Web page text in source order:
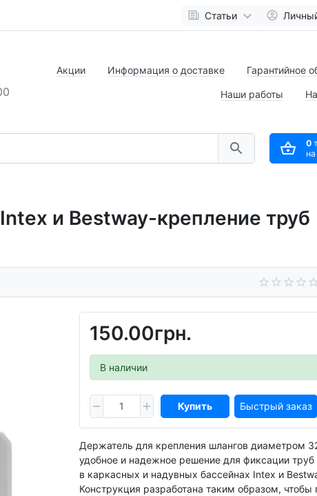
Статьи
Акции Информация о доставке Гарантийное
Наши работы
0
на
и Bestway-крепление труб
150.00грн.
В наличии
Купить Быстрый заказ
Держатель для крепления шлангов диаметром
удобное и надежное решение для фиксации труб
в каркасных и надувных бассейнах Intex и
Конструкция разработана таким образом, чтобы